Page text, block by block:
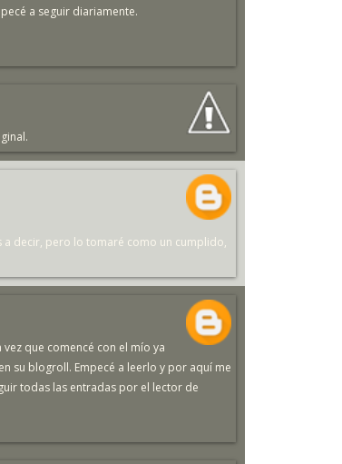
a seguir diariamente.
decir, pero lo tomaré como un cumplido,
que comencé con el mío ya
su blogroll. Empecé a leerlo y por aquí me
todas las entradas por el lector de